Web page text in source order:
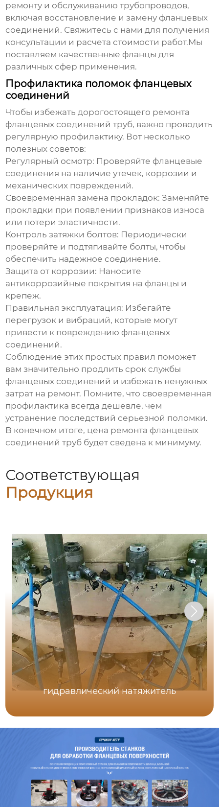
ремонту и обслуживанию трубопроводов,
включая восстановление и замену фланцевых
соединений. Свяжитесь с нами для получения
консультации и расчета стоимости работ.Мы
поставляем качественные фланцы для
различных сфер применения.
Профилактика поломок фланцевых
соединений
Чтобы избежать дорогостоящего ремонта
фланцевых соединений труб, важно проводить
регулярную профилактику. Вот несколько
полезных советов:
Регулярный осмотр: Проверяйте фланцевые
соединения на наличие утечек, коррозии и
механических повреждений.
Своевременная замена прокладок: Заменяйте
прокладки при появлении признаков износа
или потери эластичности.
Контроль затяжки болтов: Периодически
проверяйте и подтягивайте болты, чтобы
обеспечить надежное соединение.
Защита от коррозии: Наносите
антикоррозийные покрытия на фланцы и
крепеж.
Правильная эксплуатация: Избегайте
перегрузок и вибраций, которые могут
привести к повреждению фланцевых
соединений.
Соблюдение этих простых правил поможет
вам значительно продлить срок службы
фланцевых соединений и избежать ненужных
затрат на ремонт. Помните, что своевременная
профилактика всегда дешевле, чем
устранение последствий серьезной поломки.
В конечном итоге, цена ремонта фланцевых
соединений труб будет сведена к минимуму.
Соответствующая
Продукция
гидравлический натяжитель